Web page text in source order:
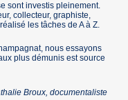
sont investis pleinement.
collecteur, graphiste,
les tâches de A à Z.
nous essayons
plus démunis est source
Broux, documentaliste